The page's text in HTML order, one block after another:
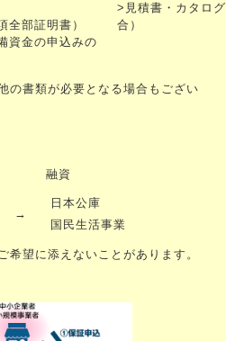
全部証明書）
資金の申込みの
>見積書・カタロ
合）
の書類が必要となる場合もござい
融資
→
日本公庫
国民生活事業
望に添えないことがあります。